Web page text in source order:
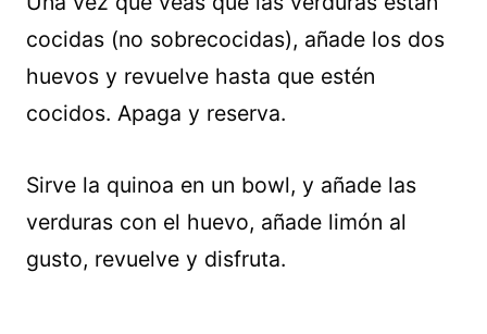
cocidas (no sobrecocidas), añade los dos
huevos y revuelve hasta que estén
cocidos. Apaga y reserva.
Sirve la quinoa en un bowl, y añade las
verduras con el huevo, añade limón al
gusto, revuelve y disfruta.